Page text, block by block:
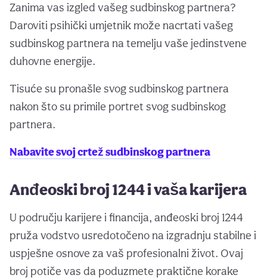
Zanima vas izgled vašeg sudbinskog partnera?
Daroviti psihički umjetnik može nacrtati vašeg
sudbinskog partnera na temelju vaše jedinstvene
duhovne energije.
Tisuće su pronašle svog sudbinskog partnera
nakon što su primile portret svog sudbinskog
partnera.
Nabavite svoj crtež sudbinskog partnera
Anđeoski broj 1244 i vaša karijera
U području karijere i financija, anđeoski broj 1244
pruža vodstvo usredotočeno na izgradnju stabilne i
uspješne osnove za vaš profesionalni život. Ovaj
broj potiče vas da poduzmete praktične korake